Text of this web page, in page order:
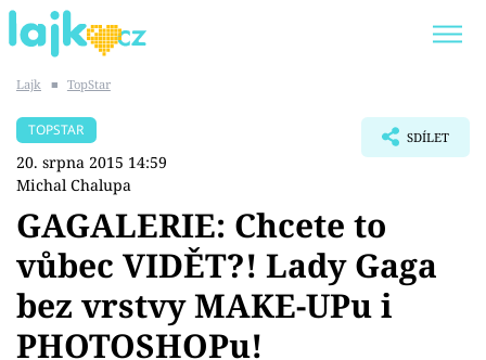
SHOPAHOLICADEL
Témata
Showbyznys
Lajk ■ TopStar
TOPSTAR
20. srpna 2015 14:59
Michal Chalupa
SDÍLET
GAGALERIE: Chcete to
vůbec VIDĚT?! Lady Gaga
bez vrstvy MAKE-UPu i
PHOTOSHOPu!